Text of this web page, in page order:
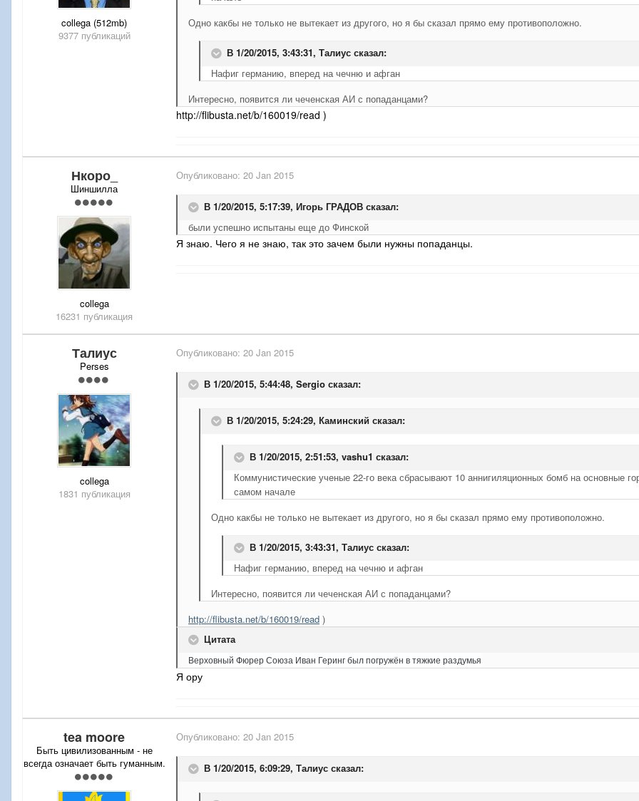
collega (512mb)
9377 публикаций
Одно какбы не только не вытекает из другого, но я бы сказал прямо ему противоположно.
В 1/20/2015, 3:43:31, Талиус сказал:
Нафиг германию, вперед на чечню и афган
Интересно, появится ли чеченская АИ с попаданцами?
http://flibusta.net/b/160019/read )
Нкоро_
Шиншилла
collega
16231 публикация
Опубликовано: 20 Jan 2015
В 1/20/2015, 5:17:39, Игорь ГРАДОВ сказал:
были успешно испытаны еще до Финской
Я знаю. Чего я не знаю, так это зачем были нужны попаданцы.
Талиус
Perses
collega
1831 публикация
Опубликовано: 20 Jan 2015
В 1/20/2015, 5:44:48, Sergio сказал:
В 1/20/2015, 5:24:29, Каминский сказал:
В 1/20/2015, 2:51:53, vashu1 сказал:
Коммунистические ученые 22-го века сбрасывают 10 аннигиляционных бомб на основные
самом начале
Одно какбы не только не вытекает из другого, но я бы сказал прямо ему противоположно.
В 1/20/2015, 3:43:31, Талиус сказал:
Нафиг германию, вперед на чечню и афган
Интересно, появится ли чеченская АИ с попаданцами?
http://flibusta.net/b/160019/read )
Цитата
Верховный Фюрер Союза Иван Геринг был погружён в тяжкие раздумья
Я ору
tea moore
Быть цивилизованным - не
всегда означает быть гуманным.
Опубликовано: 20 Jan 2015
В 1/20/2015, 6:09:29, Талиус сказал: